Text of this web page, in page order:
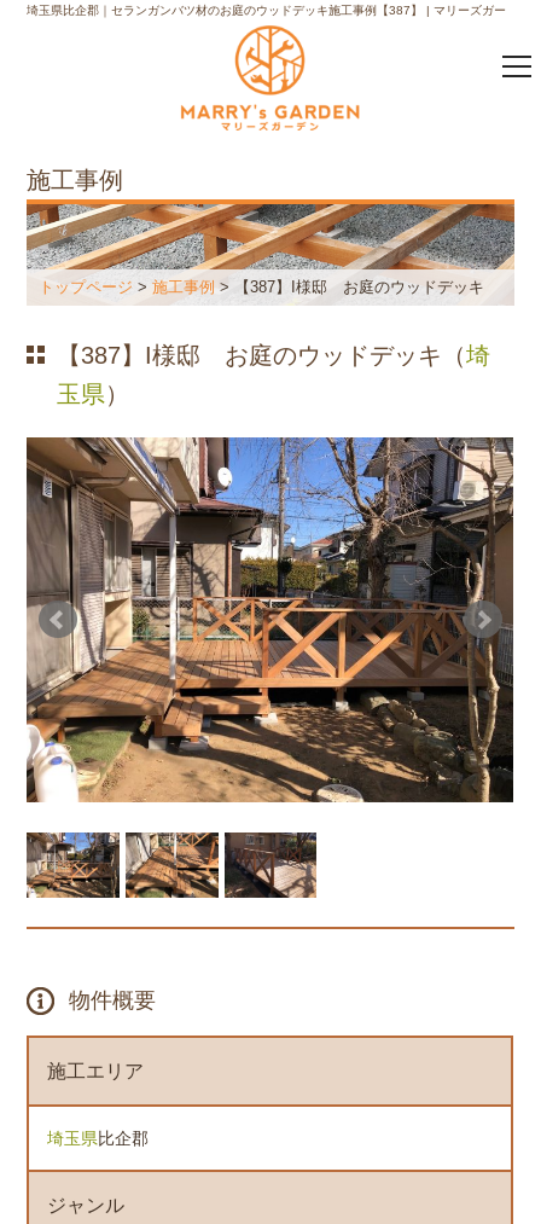
埼玉県比企郡｜セランガンバツ材のお庭のウッドデッキ施工事例【387】 | マリーズガー
デンウッドデッキ施工の専門店｜マリーズガーデン
施工事例
トップページ >施工事例 > 【387】I様邸 お庭のウッドデッキ
【387】I様邸 お庭のウッドデッキ（埼
玉県）
物件概要
施工エリア
埼玉県比企郡
ジャンル